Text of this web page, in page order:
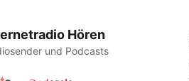
Hören
und Podcasts